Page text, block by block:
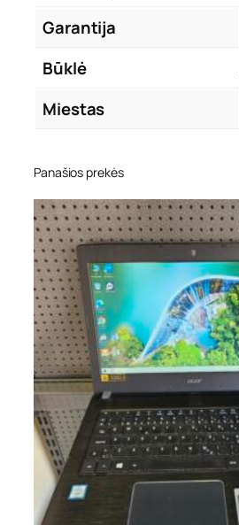
Garantija
Būklė
Miestas
Panašios prekės